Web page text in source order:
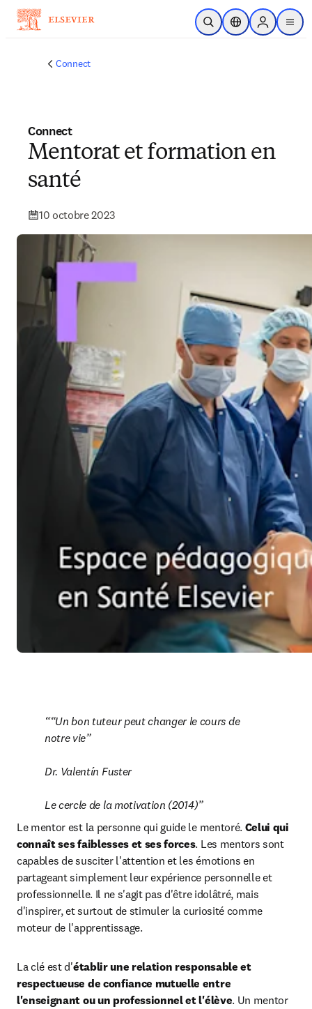
Passer au contenu principal
Ouvrir la recherche
Sélecteur de
Sign in to
menu
Connect
Connect
Mentorat et formation en
santé
10 octobre 2023
“Un bon tuteur peut changer le cours de
notre vie”
Dr. Valentín Fuster
Le cercle de la motivation (2014)
Le mentor est la personne qui guide le mentoré. Celui qui
connaît ses faiblesses et ses forces. Les mentors sont
capables de susciter l'attention et les émotions en
partageant simplement leur expérience personnelle et
professionnelle. Il ne s'agit pas d'être idolâtré, mais
d'inspirer, et surtout de stimuler la curiosité comme
moteur de l'apprentissage.
La clé est d'établir une relation responsable et
respectueuse de confiance mutuelle entre
l'enseignant ou un professionnel et l'élève. Un mentor